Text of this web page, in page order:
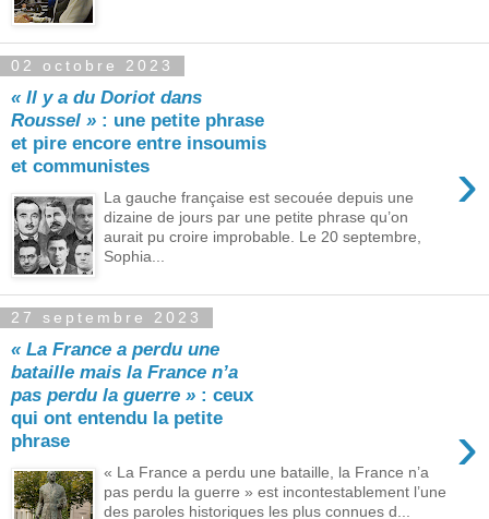
02 octobre 2023
« Il y a du Doriot dans
Roussel » : une petite phrase
et pire encore entre insoumis
et communistes
›
La gauche française est secouée depuis une
dizaine de jours par une petite phrase qu’on
aurait pu croire improbable. Le 20 septembre,
Sophia...
27 septembre 2023
« La France a perdu une
bataille mais la France n’a
pas perdu la guerre » : ceux
qui ont entendu la petite
phrase
›
« La France a perdu une bataille, la France n’a
pas perdu la guerre » est incontestablement l’une
des paroles historiques les plus connues d...